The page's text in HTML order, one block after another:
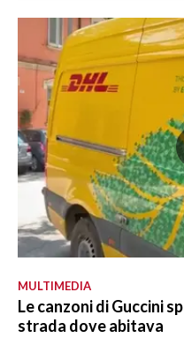
MULTIMEDIA
Le canzoni di Guccini
strada dove abitava